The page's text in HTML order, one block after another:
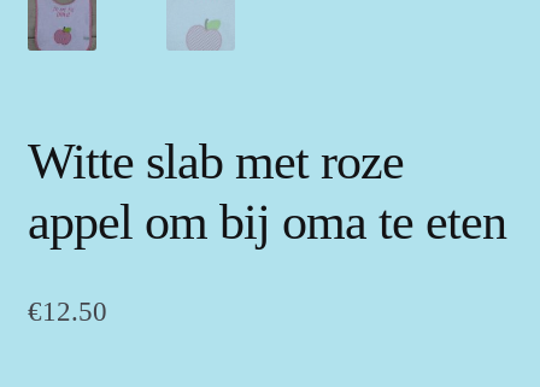
Witte slab met roze
appel om bij oma te eten
€12.50